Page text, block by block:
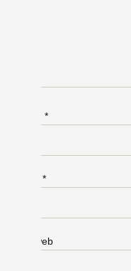
*
*
Site web